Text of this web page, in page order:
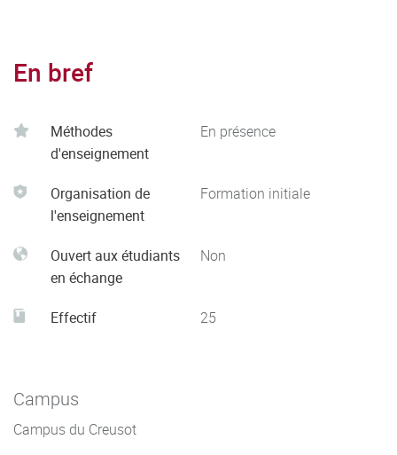
En bref
Méthodes
d'enseignement
En présence
Organisation de
l'enseignement
Formation initiale
Ouvert aux étudiants
en échange
Non
Effectif 25
Campus
Campus du Creusot